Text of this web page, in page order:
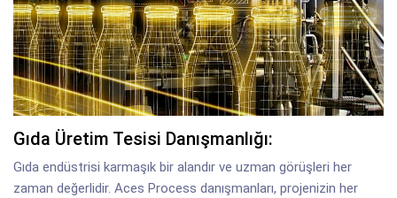
Gıda Üretim Tesisi Danışmanlığı:
Gıda endüstrisi karmaşık bir alandır ve uzman görüşleri her
zaman değerlidir. Aces Process danışmanları, projenizin her